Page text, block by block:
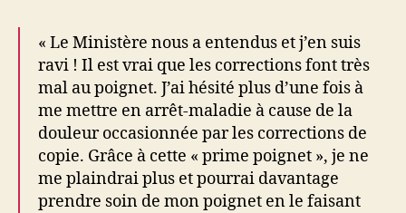
« Le Ministère nous a entendus et j’en suis
ravi ! Il est vrai que les corrections font très
mal au poignet. J’ai hésité plus d’une fois à
me mettre en arrêt-maladie à cause de la
douleur occasionnée par les corrections de
copie. Grâce à cette « prime poignet », je ne
me plaindrai plus et pourrai davantage
prendre soin de mon poignet en le faisant